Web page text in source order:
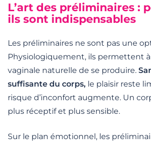
L’art des préliminaires :
ils sont indispensables
Les préliminaires ne sont pas une
Physiologiquement, ils permettent
vaginale naturelle de se produire.
suffisante du corps, le plaisir reste
risque d’inconfort augmente. Un
plus réceptif et plus sensible.
Sur le plan émotionnel, les